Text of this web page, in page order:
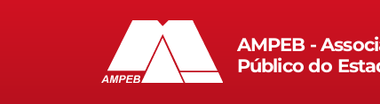
AMPEB -
Público do